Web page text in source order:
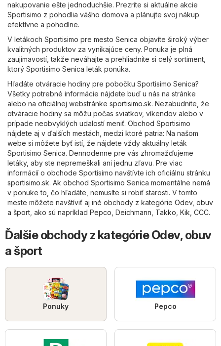
nakupovanie ešte jednoduchšie. Prezrite si aktuálne akcie
Sportisimo z pohodlia vášho domova a plánujte svoj nákup
efektívne a pohodlne.
V letákoch Sportisimo pre mesto Senica objavíte široký výber
kvalitných produktov za vynikajúce ceny. Ponuka je plná
zaujímavostí, takže neváhajte a prehliadnite si celý sortiment,
ktorý Sportisimo Senica leták ponúka.
Hľadáte otváracie hodiny pre pobočku Sportisimo Senica?
Všetky potrebné informácie nájdete buď u nás na stránke
alebo na oficiálnej webstránke sportisimo.sk. Nezabudnite, že
otváracie hodiny sa môžu počas sviatkov, víkendov alebo v
prípade neobvyklých udalostí meniť. Obchod Sportisimo
nájdete aj v ďalších mestách, medzi ktoré patria: Na našom
webe si môžete byť istí, že nájdete vždy aktuálny leták
Sportisimo Senica. Dennodenne pre vás zhromažďujeme
letáky, aby ste nepremeškali ani jednu zľavu. Pre viac
informácií o obchode Sportisimo navštívte ich oficiálnu stránku
sportisimo.sk. Ak obchod Sportisimo Senica momentálne nemá
v ponuke to, čo hľadáte, nemusíte si robiť starosti. V tomto
meste môžete navštíviť aj iné obchody z kategórie Odev, obuv
a šport , ako sú napríklad Pepco Deichmann Takko Kik CCC.
Ďalšie obchody z kategórie Odev, obuv
a šport
Ponuky Pepco